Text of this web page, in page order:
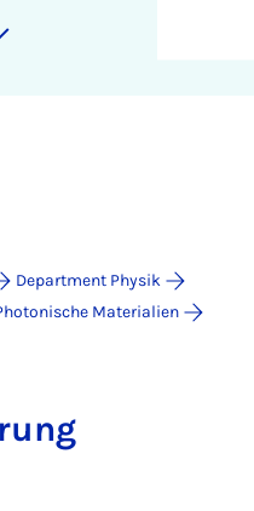
Department Physik
Materialien